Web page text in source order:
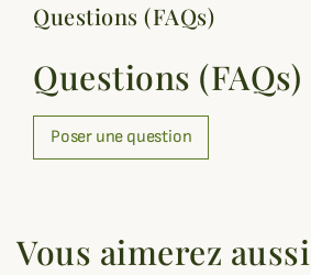
Questions (FAQs)
Questions (FAQs)
Poser une question
Vous aimerez aussi